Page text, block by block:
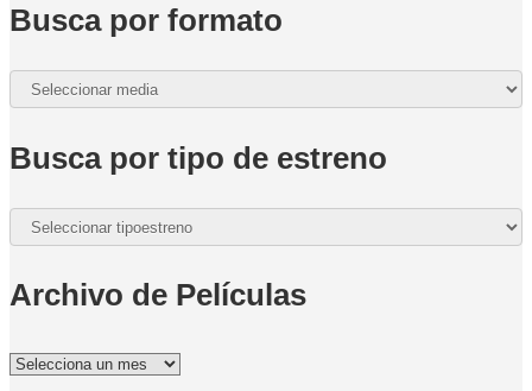
Busca por formato
Busca por tipo de estreno
Archivo de Películas
Archivo